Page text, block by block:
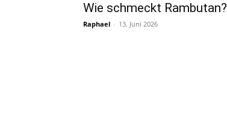
Wie schmeckt Rambutan?
Raphael - 13. Juni 2026